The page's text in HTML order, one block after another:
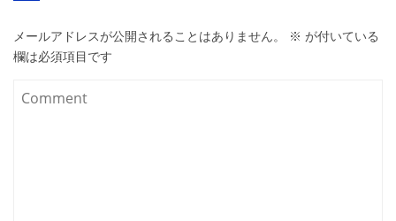
メールアドレスが公開されることはありません。 ※ が付いている
欄は必須項目です